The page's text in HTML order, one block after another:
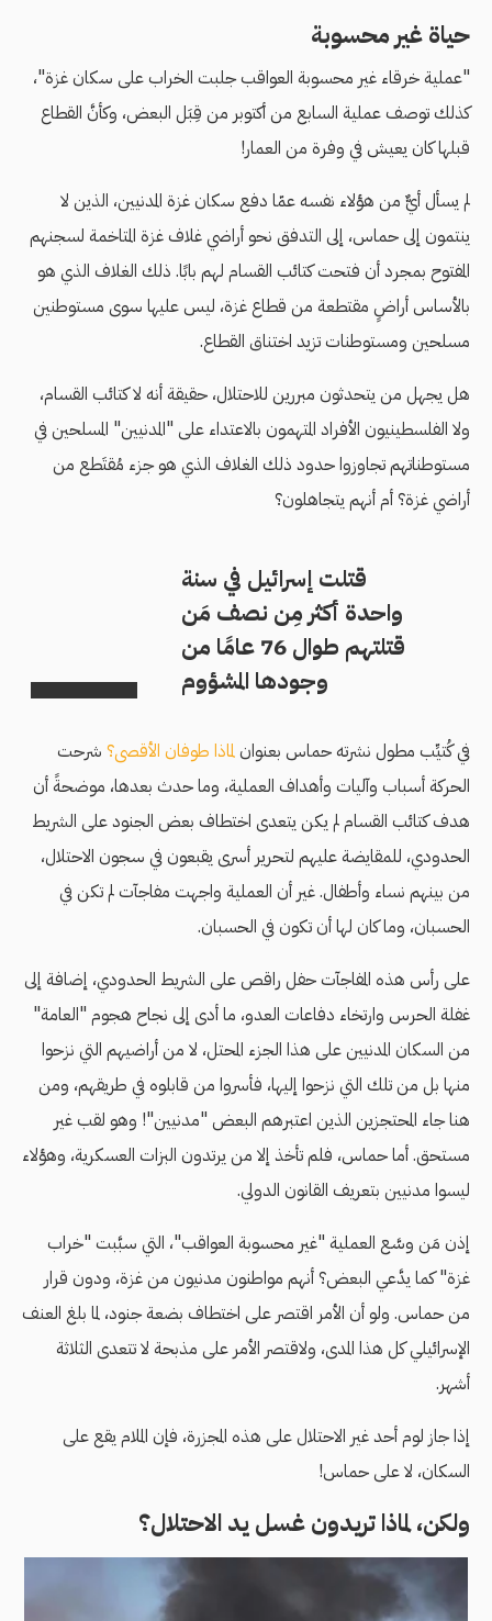
حياة غير محسوبة
"عملية خرقاء غير محسوبة العواقب جلبت الخراب على سكان غزة"،
كذلك توصف عملية السابع من أكتوبر من قِبَل البعض، وكأنَّ القطاع
قبلها كان يعيش في وفرة من العمار!
لم يسأل أيٌّ من هؤلاء نفسه عمّا دفع سكان غزة المدنيين، الذين لا
ينتمون إلى حماس، إلى التدفق نحو أراضي غلاف غزة المتاخمة لسجنهم
المفتوح بمجرد أن فتحت كتائب القسام لهم بابًا. ذلك الغلاف الذي هو
بالأساس أراضٍ مقتطعة من قطاع غزة، ليس عليها سوى مستوطنين
مسلحين ومستوطنات تزيد اختناق القطاع.
هل يجهل من يتحدثون مبررين للاحتلال، حقيقة أنه لا كتائب القسام،
ولا الفلسطينيون الأفراد المتهمون بالاعتداء على "المدنيين" المسلحين في
مستوطناتهم تجاوزوا حدود ذلك الغلاف الذي هو جزء مُقتَطع من
أراضي غزة؟ أم أنهم يتجاهلون؟
قتلت إسرائيل في سنة
واحدة أكثر مِن نصف مَن
قتلتهم طوال 76 عامًا من
وجودها المشؤوم
في كُتيِّب مطول نشرته حماس بعنوانلماذا طوفان الأقصى؟ شرحت
الحركة أسباب وآليات وأهداف العملية، وما حدث بعدها، موضحةً أن
هدف كتائب القسام لم يكن يتعدى اختطاف بعض الجنود على الشريط
الحدودي، للمقايضة عليهم لتحرير أسرى يقبعون في سجون الاحتلال،
من بينهم نساء وأطفال. غير أن العملية واجهت مفاجآت لم تكن في
الحسبان، وما كان لها أن تكون في الحسبان.
على رأس هذه المفاجآت حفل راقص على الشريط الحدودي، إضافة إلى
غفلة الحرس وارتخاء دفاعات العدو، ما أدى إلى نجاح هجوم "العامة"
من السكان المدنيين على هذا الجزء المحتل، لا من أراضيهم التي نزحوا
منها بل من تلك التي نزحوا إليها، فأسروا من قابلوه في طريقهم، ومن
هنا جاء المحتجزين الذين اعتبرهم البعض "مدنيين"! وهو لقب غير
مستحق. أما حماس، فلم تأخذ إلا من يرتدون البزات العسكرية، وهؤلاء
ليسوا مدنيين بتعريف القانون الدولي.
إذن مَن وسَّع العملية "غير محسوبة العواقب"، التي سبَّبت "خراب
غزة" كما يدَّعي البعض؟ أنهم مواطنون مدنيون من غزة، ودون قرار
من حماس. ولو أن الأمر اقتصر على اختطاف بضعة جنود، لما بلغ العنف
الإسرائيلي كل هذا المدى، ولاقتصر الأمر على مذبحة لا تتعدى الثلاثة
أشهر.
إذا جاز لوم أحد غير الاحتلال على هذه المجزرة، فإن الملام يقع على
السكان، لا على حماس!
ولكن، لماذا تريدون غسل يد الاحتلال؟